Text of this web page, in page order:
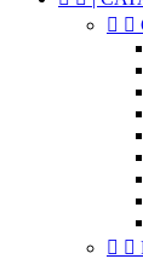
 
 